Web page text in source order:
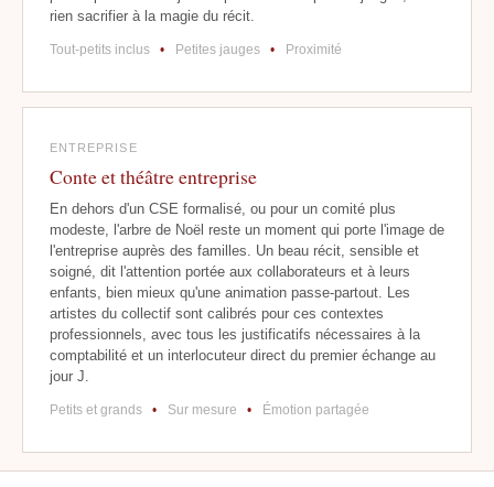
rien sacrifier à la magie du récit.
Tout-petits inclus • Petites jauges • Proximité
ENTREPRISE
Conte et théâtre entreprise
En dehors d'un CSE formalisé, ou pour un comité plus
modeste, l'arbre de Noël reste un moment qui porte l'image de
l'entreprise auprès des familles. Un beau récit, sensible et
soigné, dit l'attention portée aux collaborateurs et à leurs
enfants, bien mieux qu'une animation passe-partout. Les
artistes du collectif sont calibrés pour ces contextes
professionnels, avec tous les justificatifs nécessaires à la
comptabilité et un interlocuteur direct du premier échange au
jour J.
Petits et grands • Sur mesure • Émotion partagée